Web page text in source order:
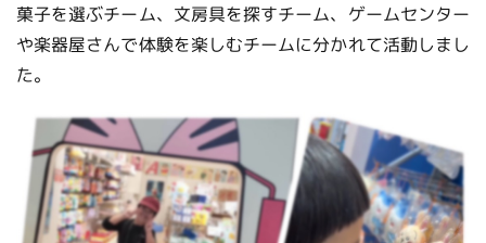
菓子を選ぶチーム、文房具を探すチーム、ゲームセンター
や楽器屋さんで体験を楽しむチームに分かれて活動しまし
た。